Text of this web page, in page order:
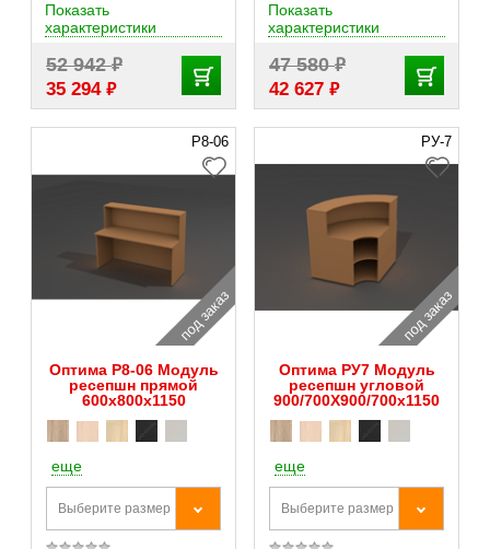
52 942₽
35 294 ₽
Показать
характеристики
47 580₽
42 627 ₽
Показать
характеристики
Р8-06
под заказ
Оптима Р8-06 Модуль
ресепшн прямой
600х800х1150
еще
Выберите размер
РУ-7
под заказ
Оптима РУ7 Модуль
ресепшн угловой
900/700Х900/700х1150
еще
Выберите размер